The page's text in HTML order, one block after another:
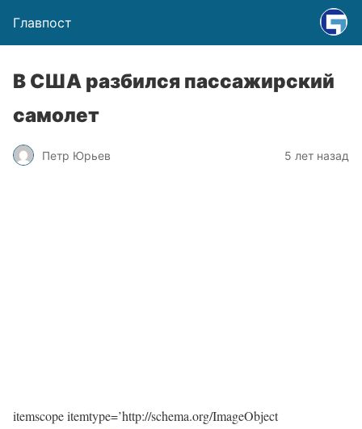
Главпост
В США разбился пассажирский
самолет
Петр Юрьев 5 лет назад
itemscope itemtype=’http://schema.org/ImageObject